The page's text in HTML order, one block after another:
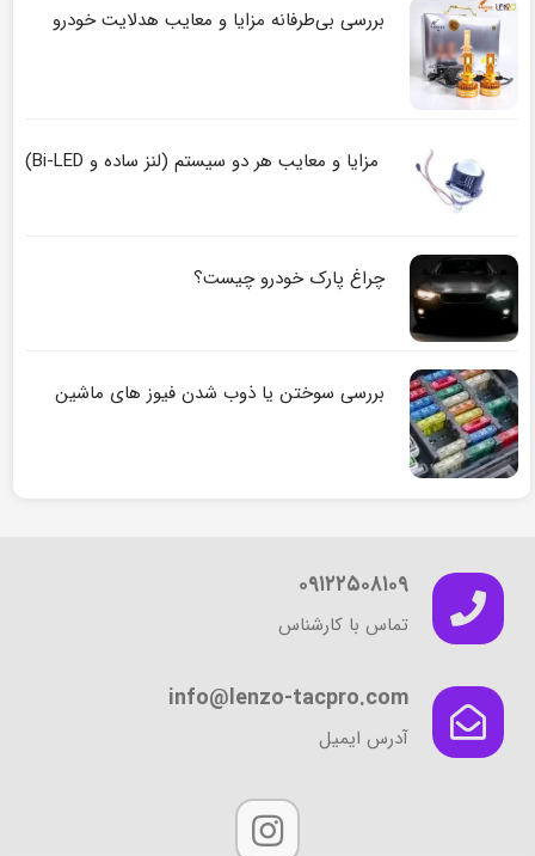
بررسی بی‌طرفانه مزایا و معایب هدلایت خودرو
مزایا و معایب هر دو سیستم (لنز ساده و Bi-LED)
چراغ پارک خودرو چیست؟
بررسی سوختن یا ذوب شدن فیوز های ماشین
۰۹۱۲۲۵۰۸۱۰۹
تماس با کارشناس
info@lenzo-tacpro.com
آدرس ایمیل